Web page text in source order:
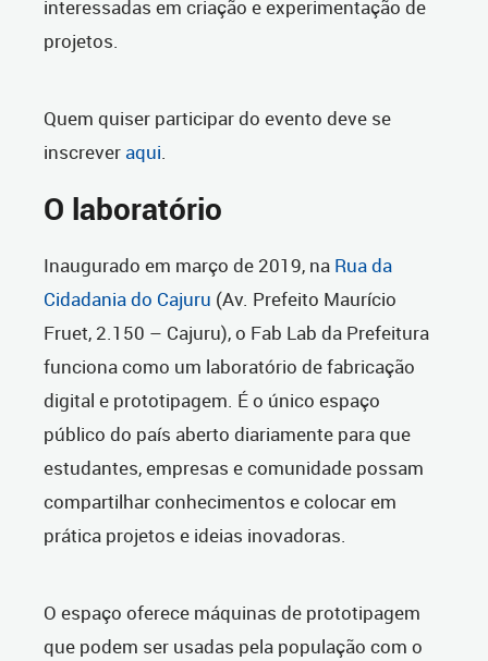
interessadas em criação e experimentação de
projetos.
Quem quiser participar do evento deve se
inscrever aqui.
O laboratório
Inaugurado em março de 2019, na Rua da
Cidadania do Cajuru (Av. Prefeito Maurício
Fruet, 2.150 – Cajuru), o Fab Lab da Prefeitura
funciona como um laboratório de fabricação
digital e prototipagem. É o único espaço
público do país aberto diariamente para que
estudantes, empresas e comunidade possam
compartilhar conhecimentos e colocar em
prática projetos e ideias inovadoras.
O espaço oferece máquinas de prototipagem
que podem ser usadas pela população com o